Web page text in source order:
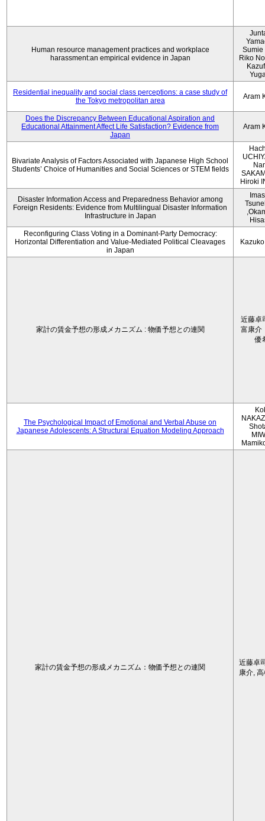
Human resource management practices and workplace
harassment:an empirical evidence in Japan
Sumie
Riko
Residential inequality and social class perceptions: a case study of
the Tokyo metropolitan area
Aram
Does the Discrepancy Between Educational Aspiration and
Educational Attainment Affect Life Satisfaction? Evidence from
Japan
Aram
Bivariate Analysis of Factors Associated with Japanese High School
Students’ Choice of Humanities and Social Sciences or STEM fields
Hiroki
Disaster Information Access and Preparedness Behavior among
Foreign Residents: Evidence from Multilingual Disaster Information
Infrastructure in Japan
Reconfiguring Class Voting in a Dominant-Party Democracy:
Horizontal Differentiation and Value-Mediated Political Cleavages
in Japan
家計の賃金予想の形成メカニズム : 物価予想との連関
近藤卓
富康介
優
The Psychological Impact of Emotional and Verbal Abuse on
Japanese Adolescents: A Structural Equation Modeling Approach
家計の賃金予想の形成メカニズム：物価予想との連関
近藤卓
康介,